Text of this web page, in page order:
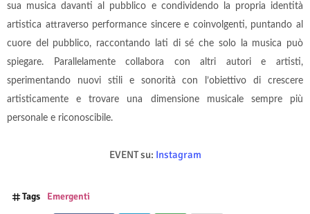
sua musica davanti al pubblico e condividendo la propria identità
artistica attraverso performance sincere e coinvolgenti, puntando al
cuore del pubblico, raccontando lati di sé che solo la musica può
spiegare. Parallelamente collabora con altri autori e artisti,
sperimentando nuovi stili e sonorità con l’obiettivo di crescere
artisticamente e trovare una dimensione musicale sempre più
personale e riconoscibile.
EVENT su: Instagram
Tags Emergenti